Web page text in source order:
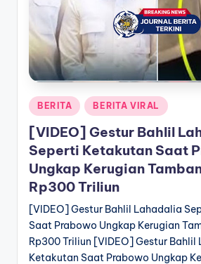
a
T
e
k
n
Posted
in
BERITA BERITA VIRAL
[VIDEO] Gestur Bahlil
Seperti Ketakutan Saat
Ungkap Kerugian
Rp300 Triliun
[VIDEO] Gestur Bahlil Lahadalia
Saat Prabowo Ungkap Kerugian
Rp300 Triliun [VIDEO] Gestur
Ketakutan Saat Prabowo Ungkap